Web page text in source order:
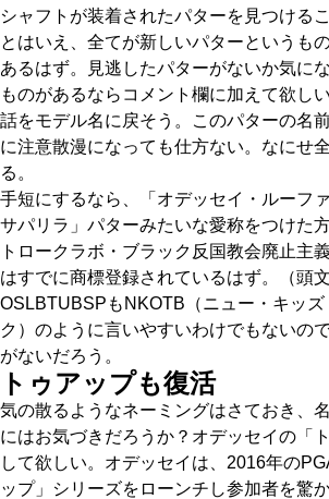
シャフトが装着されたパターを見つける
とはいえ、全てが新しいパターというも
あるはず。見逃したパターがないか気に
ものがあるならコメント欄に加えて欲しい
話をモデル名に戻そう。このパターの名
に注意散漫になっても仕方ない。なにせ
る。
手短にするなら、「オデッセイ・ルーフ
サパリラ」パターみたいな愛称をつけた
トロークラボ・ブラック反国教会廃止主
はすでに商標登録されているはず。（頭
OSLBTUBSPもNKOTB（ニュー・キッズ
ク）のように言いやすいわけでもないの
がないだろう。
トゥアップも復活
気の散るようなネーミングはさておき、
にはお気づきだろうか？オデッセイの「
して欲しい。オデッセイは、2016年の
ップ」シリーズをローンチし参加者を驚か